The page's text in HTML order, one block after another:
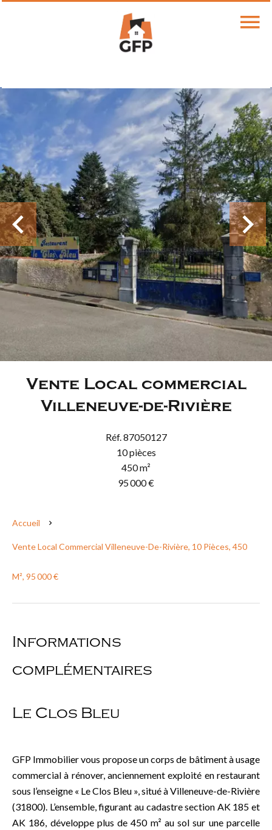
Vente Local commercial
Villeneuve-de-Rivière
Réf. 87050127
10 pièces
450 m²
95 000 €
Accueil
Vente Local Commercial Villeneuve-De-Rivière, 10 Pièces, 450
M², 95 000 €
Informations
complémentaires
Le Clos Bleu
GFP Immobilier vous propose un corps de bâtiment à usage
commercial à rénover, anciennement exploité en restaurant
sous l’enseigne « Le Clos Bleu », situé à Villeneuve-de-Rivière
(31800). L’ensemble, figurant au cadastre section AK 185 et
AK 186, développe plus de 450 m² au sol sur une parcelle